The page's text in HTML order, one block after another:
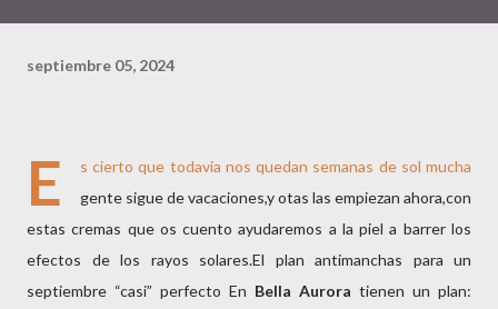
septiembre 05, 2024
E
s cierto que todavia nos quedan semanas de sol mucha
gente sigue de vacaciones,y otas las empiezan ahora,con
estas cremas que os cuento ayudaremos a la piel a barrer los
efectos de los rayos solares.El plan antimanchas para un
septiembre “casi” perfecto En Bella Aurora tienen un plan: